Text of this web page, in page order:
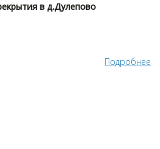
в д.Дулепово
Подробнее